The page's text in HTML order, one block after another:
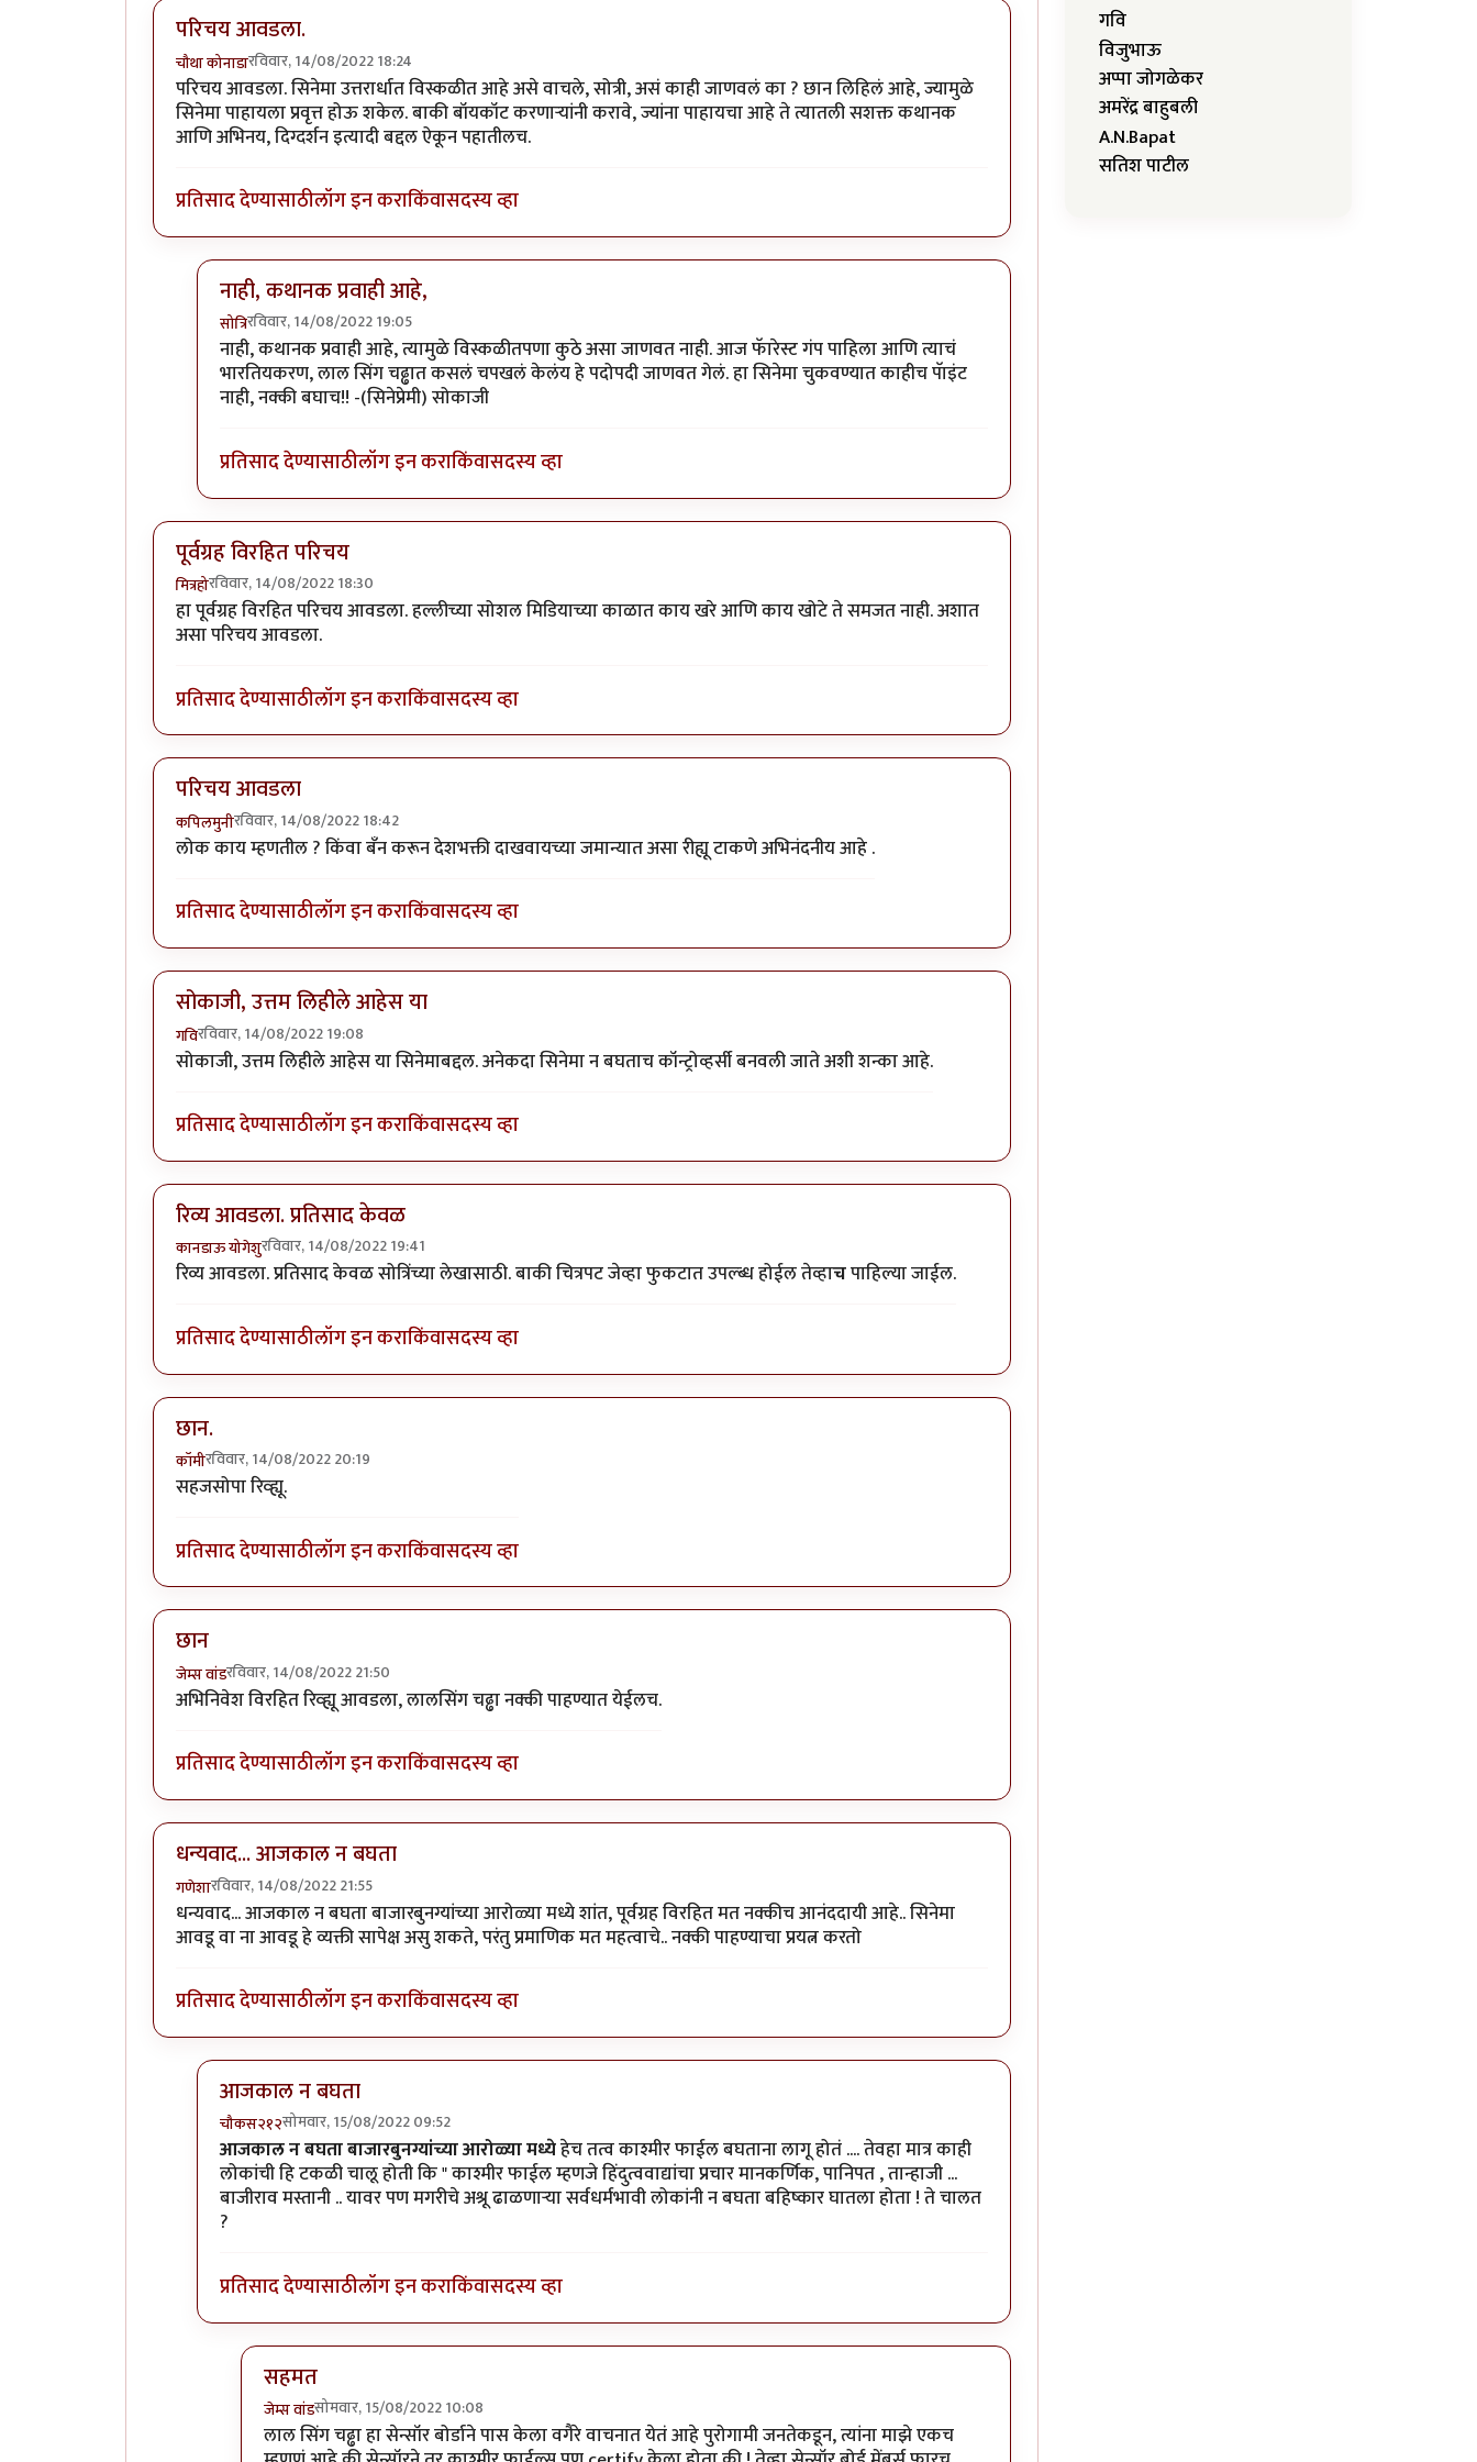
परिचय आवडला.
चौथा कोनाडारविवार, 14/08/2022 18:24
परिचय आवडला. सिनेमा उत्तरार्धात विस्कळीत आहे असे वाचले, सोत्री, असं काही जाणवलं का ? छान लिहिलं आहे, ज्यामुळे
सिनेमा पाहायला प्रवृत्त होऊ शकेल. बाकी बॉयकॉट करणाऱ्यांनी करावे, ज्यांना पाहायचा आहे ते त्यातली सशक्त कथानक
आणि अभिनय, दिग्दर्शन इत्यादी बद्दल ऐकून पहातीलच.
प्रतिसाद देण्यासाठीलॉग इन कराकिंवासदस्य व्हा
नाही, कथानक प्रवाही आहे,
सोत्रिरविवार, 14/08/2022 19:05
In reply toपरिचय आवडला.byचौथा कोनाडा
नाही, कथानक प्रवाही आहे, त्यामुळे विस्कळीतपणा कुठे असा जाणवत नाही. आज फॅारेस्ट गंप पाहिला आणि त्याचं
भारतियकरण, लाल सिंग चढ्ढात कसलं चपखलं केलंय हे पदोपदी जाणवत गेलं. हा सिनेमा चुकवण्यात काहीच पॅाइंट
नाही, नक्की बघाच!! -(सिनेप्रेमी) सोकाजी
प्रतिसाद देण्यासाठीलॉग इन कराकिंवासदस्य व्हा
पूर्वग्रह विरहित परिचय
मित्रहोरविवार, 14/08/2022 18:30
हा पूर्वग्रह विरहित परिचय आवडला. हल्लीच्या सोशल मिडियाच्या काळात काय खरे आणि काय खोटे ते समजत नाही. अशात
असा परिचय आवडला.
प्रतिसाद देण्यासाठीलॉग इन कराकिंवासदस्य व्हा
परिचय आवडला
कपिलमुनीरविवार, 14/08/2022 18:42
लोक काय म्हणतील ? किंवा बँन करून देशभक्ती दाखवायच्या जमान्यात असा रीह्यू टाकणे अभिनंदनीय आहे .
प्रतिसाद देण्यासाठीलॉग इन कराकिंवासदस्य व्हा
सोकाजी, उत्तम लिहीले आहेस या
गविरविवार, 14/08/2022 19:08
सोकाजी, उत्तम लिहीले आहेस या सिनेमाबद्दल. अनेकदा सिनेमा न बघताच कॉन्ट्रोव्हर्सी बनवली जाते अशी शन्का आहे.
प्रतिसाद देण्यासाठीलॉग इन कराकिंवासदस्य व्हा
रिव्य आवडला. प्रतिसाद केवळ
कानडाऊ योगेशुरविवार, 14/08/2022 19:41
रिव्य आवडला. प्रतिसाद केवळ सोत्रिंच्या लेखासाठी. बाकी चित्रपट जेव्हा फुकटात उपल्ब्ध होईल तेव्हाचपाहिल्या जाईल.
प्रतिसाद देण्यासाठीलॉग इन कराकिंवासदस्य व्हा
छान.
कॉमीरविवार, 14/08/2022 20:19
सहजसोपा रिव्ह्यू.
प्रतिसाद देण्यासाठीलॉग इन कराकिंवासदस्य व्हा
छान
जेम्स वांडरविवार, 14/08/2022 21:50
अभिनिवेश विरहित रिव्ह्यू आवडला, लालसिंग चढ्ढा नक्की पाहण्यात येईलच.
प्रतिसाद देण्यासाठीलॉग इन कराकिंवासदस्य व्हा
धन्यवाद... आजकाल न बघता
गणेशारविवार, 14/08/2022 21:55
धन्यवाद... आजकाल न बघता बाजारबुनग्यांच्या आरोळ्या मध्ये शांत, पूर्वग्रह विरहित मत नक्कीच आनंददायी आहे.. सिनेमा
आवडू वा ना आवडू हे व्यक्ती सापेक्ष असु शकते, परंतु प्रमाणिक मत महत्वाचे.. नक्की पाहण्याचा प्रयत्न करतो
प्रतिसाद देण्यासाठीलॉग इन कराकिंवासदस्य व्हा
आजकाल न बघता
चौकस२१२सोमवार, 15/08/2022 09:52
In reply toधन्यवाद... आजकाल न बघताbyगणेशा
आजकाल न बघता बाजारबुनग्यांच्या आरोळ्या मध्येहेच तत्व काश्मीर फाईल बघताना लागू होतं .... तेवहा मात्र काही
लोकांची हि टकळी चालू होती कि " काश्मीर फाईल म्हणजे हिंदुत्ववाद्यांचा प्रचार मानकर्णिक, पानिपत , तान्हाजी ...
बाजीराव मस्तानी .. यावर पण मगरीचे अश्रू ढाळणाऱ्या सर्वधर्मभावी लोकांनी न बघता बहिष्कार घातला होता ! ते चालत
?
प्रतिसाद देण्यासाठीलॉग इन कराकिंवासदस्य व्हा
सहमत
जेम्स वांडसोमवार, 15/08/2022 10:08
In reply toआजकाल न बघताbyचौकस२१२
लाल सिंग चढ्ढा हा सेन्सॉर बोर्डाने पास केला वगैरे वाचनात येतं आहे पुरोगामी जनतेकडून, त्यांना माझे एकच
गवि
विजुभाऊ
अप्पा जोगळेकर
अमरेंद्र बाहुबली
A.N.Bapat
सतिश पाटील